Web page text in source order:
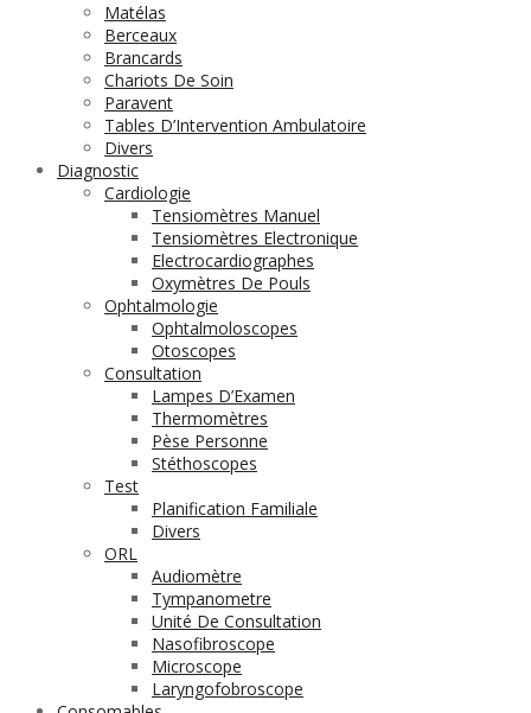
Matélas
Berceaux
Brancards
Chariots De Soin
Paravent
Tables D’Intervention Ambulatoire
Divers
Diagnostic
Cardiologie
Tensiomètres Manuel
Tensiomètres Electronique
Electrocardiographes
Oxymètres De Pouls
Ophtalmologie
Ophtalmoloscopes
Otoscopes
Consultation
Lampes D’Examen
Thermomètres
Pèse Personne
Stéthoscopes
Test
Planification Familiale
Divers
ORL
Audiomètre
Tympanometre
Unité De Consultation
Nasofibroscope
Microscope
Laryngofobroscope